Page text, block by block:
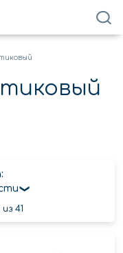
41